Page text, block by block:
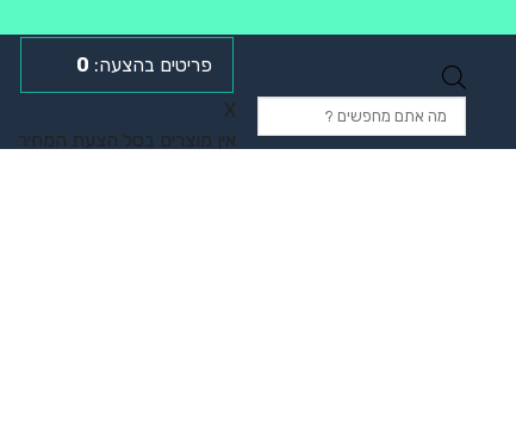
0
X
אין מוצרים בסל הצעת המחיר